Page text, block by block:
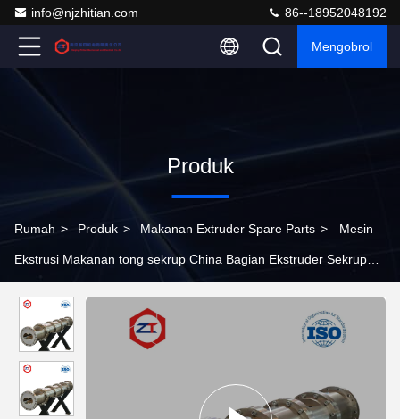
info@njzhitian.com 86--18952048192
Mengobrol
Produk
Rumah > Produk > Makanan Extruder Spare Parts > Mesin
Ekstrusi Makanan tong sekrup China Bagian Ekstruder Sekrup